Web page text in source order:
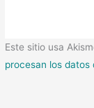
Este sitio usa
procesan los datos